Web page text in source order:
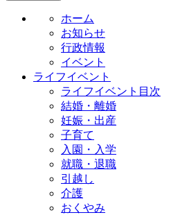
ホーム
お知らせ
行政情報
イベント
ライフイベント
ライフイベント目次
結婚・離婚
妊娠・出産
子育て
入園・入学
就職・退職
引越し
介護
おくやみ